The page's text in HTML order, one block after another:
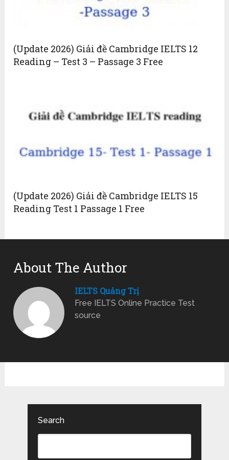
(Update 2026) Giải đề Cambridge IELTS 12
Reading – Test 3 – Passage 3 Free
(Update 2026) Giải đề Cambridge IELTS 15
Reading Test 1 Passage 1 Free
About The Author
IELTS Quảng Trị
Free IELTS Online Practice Test
source
Search